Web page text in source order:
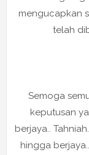
mengucapkan
telah
Semoga
keputusan
berjaya..
hingga